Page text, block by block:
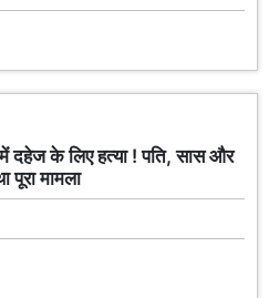
के लिए हत्या ! पति, सास और
पूरा मामला